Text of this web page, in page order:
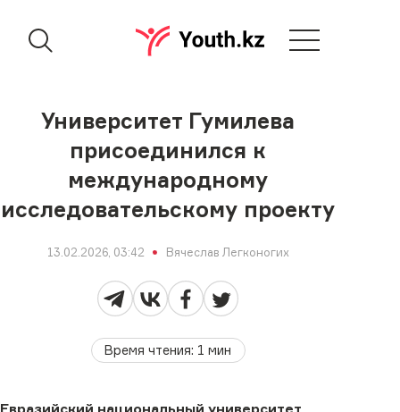
Университет Гумилева
присоединился к
международному
исследовательскому проекту
13.02.2026, 03:42 Вячеслав Легконогих
Время чтения: 1 мин
Евразийский национальный университет